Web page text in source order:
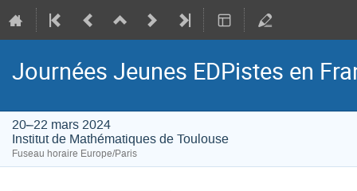
Journées Jeunes EDPistes en
20–22 mars 2024
Institut de Mathématiques de Toulouse
Fuseau horaire Europe/Paris